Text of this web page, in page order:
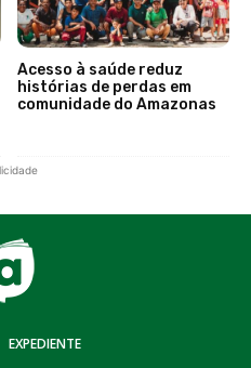
Acesso à saúde reduz
histórias de perdas em
comunidade do Amazonas
EXPEDIENTE